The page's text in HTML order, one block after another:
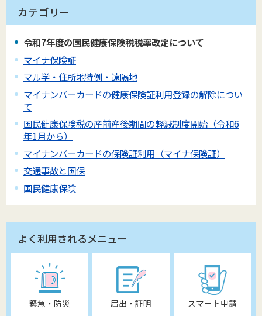
カテゴリー
令和7年度の国民健康保険税税率改定について
マイナ保険証
マル学・住所地特例・遠隔地
マイナンバーカードの健康保険証利用登録の解除につい
て
国民健康保険税の産前産後期間の軽減制度開始（令和6
年1月から）
マイナンバーカードの保険証利用（マイナ保険証）
交通事故と国保
国民健康保険
よく利用されるメニュー
緊急・防災 届出・証明 スマート申請